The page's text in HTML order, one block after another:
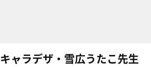
キャラデザ・雪広うたこ先生